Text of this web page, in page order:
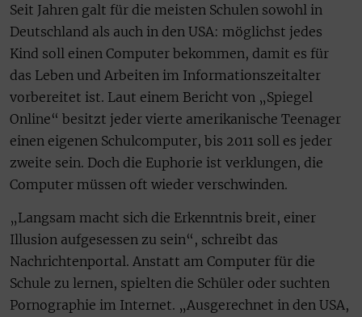
Seit Jahren galt für die meisten Schulen sowohl in
Deutschland als auch in den USA: möglichst jedes
Kind soll einen Computer bekommen, damit es für
das Leben und Arbeiten im Informationszeitalter
vorbereitet ist. Laut einem Bericht von „Spiegel
Online“ besitzt jeder vierte amerikanische Teenager
einen eigenen Schulcomputer, bis 2011 soll es jeder
zweite sein. Doch die Euphorie ist verklungen, die
Computer müssen oft wieder verschwinden.
„Langsam macht sich die Erkenntnis breit, einer
Illusion aufgesessen zu sein“, schreibt das
Nachrichtenportal. Anstatt am Computer für die
Schule zu lernen, spielten die Schüler oder suchten
Pornographie im Internet. „Ausgerechnet in den USA,